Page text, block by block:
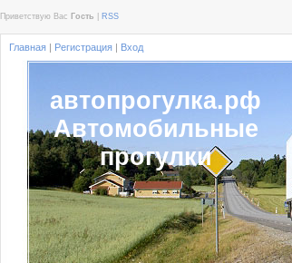
Приветствую Вас Гость RSS
Главная | Регистрация | Вход
автопрогулка.рф
Автомобильные
прогулки